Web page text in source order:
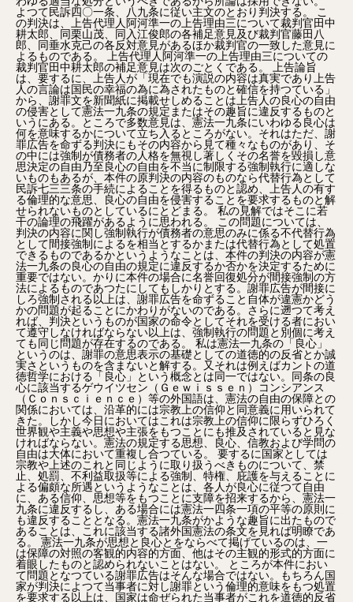
よつて民訴四〇一条、八九条に従い主文のとおり判決する。 この判決は、上告代理人阿河準一の上告理由三について裁判官田中耕太郎、同栗山茂、同入江俊郎の各補足意見及び裁判官藤田八郎、同垂水克己の各反対意見があるほか裁判官の一致した意見によるものである。 上告代理人阿河準一の上告理由三についての裁判官田中耕太郎の補足意見は次のごとくである。 上告論旨は、要するに、上告人が「現在でも演説の内容は真実であり上告人の言論は国民の幸福の為に為されたものと確信を持つている」から、謝罪文を新聞紙に掲載せしめることは上告人の良心の自由の侵害として憲法一九条の規定またはその趣旨に違反するものというにある。ところで多数意見は、憲法一九条にいわゆる良心は何を意味するかについて立ち入るところがない。それはただ、謝罪広告を命ずる判決にもその内容から見て種々なものがあり、その中には強制が債務者の人格を無視し著しくその名誉を毀損し意思決定の自由乃至良心の自由を不当に制限する強制執行に適しないものもあるが、本件の原判決の内容のものなら代替行為として民訴七三三条の手続によることを得るものと認め、上告人の有する倫理的な意思、良心の自由を侵害することを要求するものと解せられないものとしているにとどまる。 私の見解ではそこに若干の論理の飛躍があるように思われる。 この問題については、判決の内容に関し強制執行が債務者の意思のみに係る不代替行為として間接強制によるを相当とするかまたは代替行為として処置できるものであるかというようなことは、本件の判決の内容が憲法一九条の良心の自由の規定に違反するか否かを決定するために重要ではない。かりに本件の場合に名誉回復処分が間接強制の方法によるものであつたにしてもしかりとする。謝罪広告が間接にしろ強制される以上は、謝罪広告を命ずること自体が違憲かどうかの問題が起ることにかわりがないのである。さらに遡つて考えれば、判決というものが国家の命令としてそれを受ける者において遵守しなければならない以上は、強制執行の問題と別個に考えても同じ問題が存在するのである。 私は憲法一九条の「良心」というのは、謝罪の意思表示の基礎としての道徳的の反省とか誠実さというものを含まないと解する。又それは例えばカントの道徳哲学における「良心」という概念とは同一ではない。同条の良心に該当するゲウイツセン（Ｇｅｗｉｓｓｅｎ）コンシアンス（Ｃｏｎｓｃｉｅｎｃｅ）等の外国語は、憲法の自由の保障との関係においては、沿革的には宗教上の信仰と同意義に用いられてきた。しかし今日においてはこれは宗教上の信仰に限らずひろく世界観や主義や思想や主張をもつことにも推及されていると見なければならない。憲法の規定する思想、良心、信教および学問の自由は大体において重複し合つている。 要するに国家としては宗教や上述のこれと同じように取り扱うべきものについて、禁止、処罰、不利益取扱等による強制、特権、庇護を与えることによる偏頗な所遇というようなことは、各人が良心に従つて自由に、ある信仰、思想等をもつことに支障を招来するから、憲法一九条に違反するし、ある場合には憲法一四条一項の平等の原則にも違反することとなる。憲法一九条がかような趣旨に出たものであることは、これに該当する諸外国憲法の条文を見れば明瞭である。 憲法一九条が思想と良心とをならべて掲げているのは、一は保障の対照の客観的内容的方面、他はその主観的形式的方面に着眼したものと認められないことはない。 ところが本件において問題となつている謝罪広告はそんな場合ではない。もちろん国家が判決によつて当事者に対し謝罪という倫理的意味をもつ処置を要求する以上は、国家は命ぜられた当事者がこれを道徳的反省を以てすることを排斥しないのみか、これを望ましいことと考えるのである。これは法と道徳との調和の見地からして当然しかるべきである。しかし現実の場合においてはかような調和が必ずしも存在するものではなく、命じられた者がいやいやながら命令に従う場合が多い。もしかような場合に良心の自由が害されたというならば、確信犯人の処罰もできなくなるし、本来道徳に由来するすべての義務（例えば扶養の義務）はもちろんのこと、他のあらゆる債務の履行も強制できなくなる。又極端な場合には、表見主義の原則に従い法が当事者の欲したところと異る法的効果を意思表示に附した場合も、良心の自由に反し憲法違反だと結論しなければならなくなる。さらに一般に法秩序を否定する者に対し法を強制すること自体がその者の良心の自由を侵害するといわざるを得なくなる。 謝罪広告においては、法はもちろんそれに道徳性（Ｍｏｒａｌｉｔａｔ）が伴うことを求めるが、しかし道徳と異る法の性質から合法性（Ｌｅｇａｌｉｔａｔ）即ち行為が内心の状態を離れて外部的に法の命ずるところに適合することを以て一応満足するのである。内心に立ちいたつてまで要求することは法の力を以てするも不可能である。この意味での良心の侵害はあり得ない。これと同じことは国会法や地方自治法が懲罰の一種として「公開議場における陳謝」を認めていること（国会法一二二条二号、地方自治法一三五条一項二号）についてもいい得られる。 謝罪する意思が伴わない謝罪広告といえども、法の世界においては被害者にとつて意味がある。というのは名誉は対社会的の観念であり、そうしてかような謝罪広告は被害者の名誉回復のために有効な方法と常識上認められるからである。この意味で単なる取消と陳謝との間には区別がない。もし上告理由に主張するように良心を解するときには、自己の所為について確信をもつているから、その取消をさせられることも良心の自由の侵害になるのである。 附言するが謝罪の方法が加害者に屈辱的、奴隷的な義務を課するような不適当な場合には、これは個人の尊重に関する憲法一三条違反の問題として考えられるべきであり、良心の自由に関する憲法一九条とは関係がないのである。 要するに本件は憲法一九条とは無関係であり、この理由からしてこの点の上告理由は排斥すべきである。憲法を解釈するにあたつては、大所高所からして制度や法条の精神の存するところを把握し、字句や概念の意味もこの精神からして判断しなければならない。私法その他特殊の法域の概念や理論を憲法に推及して、大局から判断をすることを忘れてはならないのである。 上告代理人阿河準一の上告理由三に対する裁判官栗山茂の意見は次のとおりである。 多数意見は論旨を憲法一九条違反の主張として判断を示しているけれども、わたくしは本件は同条違反の問題を生じないと考えるので、多数意見の理由について左のとおり補足する。 論旨は憲法一九条にいう「良心の自由」を倫理的内心の自由を意味するものと誤解して、原判決の同条違反を主張している。しかし憲法一九条の「良心の自由」は英語のフリーダム・オブ・コンシャンスの邦訳であつてフリーダム・オブ・コンシャンスは信仰選択の自由（以下「信仰の自由」と訳す。）の意味であることは以下にかかげる諸外国憲法等の用例で明である。 先づアイルランド国憲法を見ると、同憲法四四条は「宗教」と題して「フリーダム・オブ・コンシャンス（「信仰の自由」）及び宗教の自由な信奉と履践とは公の秩序と道徳とに反しない限り各市民に保障される。」と規定している。次にアメリカ合衆国ではカリフオルニヤ州憲法（一条四節）は宗教の自由を保障しつつ「何人も宗教的信念に関する自己の意見のために証人若しくは陪審員となる資格がないとされることはない。しかしながらかように保障されたフリーダム・オブ・コンシャンス（「信仰の自由」）は不道徳な行為又は当州の平和若しくは安全を害するような行為を正当ならしむるものと解してはならない。」と規定している。そしてこのフリーダム・オブ・コンシャンス（「信仰の自由」）という辞句はキリスト教国の憲法上の用語とは限らないのであつて、インド国憲法二五条は、わざわざ「宗教の自由に対する権利」と題して「何人も平等にフリーダム・オブ・コンシャンス（「信仰の自由」）及び自由に宗教を信奉し、祭祀を行い、布教する権利を有する。」と規定し、更にビルマ国憲法も「宗教に関する諸権利」と題して二〇条で「すべての人は平等のフリーダム・オブ・コンシヤンス（「信仰の自由」）の権利を有し且宗教を自由に信奉し及び履践する権利を有する云々」と規定しており、イラク国憲法一三条は回教は国の公の宗教であると宣言して同教各派の儀式の自由を保障した後に完全なフリーダム・オブ・コンシャンス（「信仰の自由」）及び礼拝の自由を保障している。（ピズリー著各国憲法集二巻二一九頁。脚註に公認された英訳とある。）。英語のフリーダム・オブ・コンシヤンスは仏語のリベルテ・ド・コンシアンスであつて、フランスでは現に宗教分離の一九〇五年の法律一条に「共和国はリベルテ・ド・コンシアンス（「信仰の自由」）を確保する。」と規定している。これは信仰選択の自由の確保であることは法律自体で明である。レオン、ヂユギはリベルテ・ド・コンシアンスを宗教に関し心の内で信じ若しくは信じない自由と説いている。（ヂュギ著憲法論五巻一九二五年版四一五頁） 以上の諸憲法等の用例によると「信仰の自由」は広義の宗教の自由の一部として規定されていることがわかる。これは日本国憲法と異つて思想の自由を規定していないからである。日本国憲法はポツダム宣言（同宣言一〇項は「言論、宗教及思想ノ自由並ニ基本的人権ノ尊重ハ確立セラルヘシ」と規定している）の条件に副うて規定しているので思想の自由に属する本来の信仰の自由を一九条において思想の自由と併せて規定し次の二〇条で信仰の自由を除いた狭義の宗教の自由を規定したと解すべきである。かように信仰の自由は思想の自由でもあり又宗教の自由でもあるので国際連合の採択した世界人権宣言（一八条）及びユネスコの人権規約案（一三条）にはそれぞれ三者を併せて「何人も思想、信仰及び宗教の自由を享有する権利を有する」と規定している。以上のように日本国憲法で「信仰の自由」が二〇条の信教の自由から離れて一九条の思想の自由と併せて規定されて、それを「良心の自由」と訳したからといつて、日本国憲法だけが突飛に倫理的内心の自由を意味するものと解すべきではないと考える。憲法九七条に「この憲法が日本国民に保障する基本的人権は人類の多年にわたる自由獲得の努力の成果」であると言つているように、憲法一九条にいう「良心の自由」もその歴史的背景をもつ法律上の用語として理解すべきである。されば所論は「原判決の如き内容の謝罪文を新聞紙に掲載せしむることは上告人の良心の自由を侵害するもので憲法一九条の規定に違反するものである。」と言うけれども、それは憲法一九条の「良心の自由」を誤解した主張であつて、原判決には上告人のいう憲法一九条の「良心の自由」を侵害する問題を生じないのである。 上告代理人阿河準一の上告理由三に対する裁判官入江俊郎の意見は次のとおりである。 わたくしは、本件上告を棄却すべきことについては多数説と同じ結論であるが、右上告理由三に関しては棄却の理由を異にするので、以下所見を明らかにして、わたくしの意見を表示する。 一、上告理由三は、要するに本件判決により、上告人は強制的に本件のごとき内容の謝罪広告を新聞紙へ掲載せしめられるのであり、それは上告人の良心の自由を侵害するものであつて、憲法一九条違反であるというのである。しかしわたくしは、本件判決は、給付判決ではあるが、後に述べるような理由により、その強制執行は許されないものであると解する。しからば本件判決は上告人の任意の履行をまつ外は、その内容を実現させることのできないものであつて、従つて上告人は本件判決により強制的に謝罪広告を新聞紙へ掲載せしめられることにはならないのであるから、所論違憲の主張はその前提を欠くこととなり採るを得ない。上告理由三については、右を理由として上告を棄却すべきものであると思うのである。 二、多数説は、原判決の是認した被上告人の本訴請求は、上告人をして、上告人がさきに公表した事実が虚偽且つ不当であつたことを広報機関を通じて発表すべきことを求めるに帰するとなし、また、上告人に屈辱的若しくは苦役的労務を科し又は上告人の有する意思決定の自由、良心の自由を侵害することを要求するものとは解せられないといい、結局本件判決が民訴七三三条の代替執行の手続によつて強制執行をなしうるものであることを前提とし、しかもこれを違憲ならずと判断しているのである。しかしわたくしは、本件判決の内容は多数説のいうようなものではなく、上告人に対し、上告人のさきにした本件行為を、相手方の名誉を傷つけ相手方に迷惑をかけた非行であるとして、これについて相手方の許しを乞う旨を、上告人の自発的意思表示の形式をもつて表示すべきことを求めていると解すべきものであると思う。そして、若しこのような上告人名義の謝罪広告が新聞紙に掲載されたならば、それは、上告人の真意如何に拘わりなく、恰も上告人自身がその真意として本件自己の行為が非行であることを承認し、これについて相手方の許しを乞うているものであると一般に信ぜられるに至ることは極めて明白であつて、いいかえれば、このような謝罪広告の掲載は、そこに掲載されたところがそのまま上告人の真意であるとせられてしまう効果（表示効果）を発生せしめるものといわねばならない。自己の行為を非行なりと承認し、これにつき相手方の許しを乞うということは、まさに良心による倫理的判断でなくて何であろうか。それ故、上告人が、本件判決に従つて任意にこのような意思を表示するのであれば問題はないが、いやしくも上告人がその良心に照らしてこのような判断は承服し得ない心境に居るにも拘らず、強制執行の方法により上告人をしてその良心の内容と異なる事柄を、恰もその良心の内容であるかのごとく表示せしめるということは、まさに上告人に対し、その承服し得ない倫理的判断の形成及び表示を公権力をもつて強制することと、何らえらぶところのない結果を生ぜしめるのであつて、それは憲法一九条の良心の自由を侵害し、また憲法一三条の個人の人格を無視することとならざるを得ないのである。 三、もとより、憲法上の自由権は絶対無制限のものではなく、憲法上の要請その他公共の福祉のために必要已むを得ないと認めるに足る充分の根拠が存在する場合には、これに或程度の制約の加えられることは必ずしも違憲ではないであろう。しかし自由権に対するそのような制約も、制約を受ける個々の自由権の性質により、その態様又は程度には自ら相違がなければならぬ筈のものである。ところで古人も「三軍は帥を奪うべし。匹夫も志を奪うべからず」といつたが、良心の自由は、この奪うべからざる匹夫の志であつて、まさに民主主義社会が重視する人格尊重の根抵をなす基本的な自由権の一である。そして、たとえ国家が、個人が自己の良心であると信じているところが仮に誤つていると国家の立場において判断した場合であつても、公権力によつてなしうるところは、個人が善悪について何らかの倫理的判断を内心に抱懐していること自体の自由には関係のない限度において、国家が正当と判断した事実関係を実現してゆくことであつて、これを逸脱し、例えば本件判決を強制執行して、その者が承服しないところを、その者の良心の内容であるとして表示せしめるがごときことは、恐らくこれを是認しうべき何らの根拠も見出し得ないと思うのである。 英、米、独、仏等では、現在名誉回復の方法として本件のごとき謝罪広告を求める判決を認めていないようである。すなわち英、米では名誉毀損の回復は損害賠償を原則とし、加害者の自発的な謝罪が賠償額の緩和事由となるとせられるに止まり、また独、仏では、加害者の費用をもつて、加害者の行為が、名誉毀損の行為であるとして原告たる被害者を勝訴せしめた判決文を新聞紙上に掲載せしめ又は加害者に対し新聞紙上に取消文を掲載せしめる等の方法が認められている。わが民法七二三条の適用としても、本件のような謝罪広告を求める判決のほかに、（一）加害者の費用においてする民事の敗訴判決の新聞紙等への掲載、（二）同じく刑事の名誉毀損罪の有罪判決の新聞紙等への掲載、（三）名誉毀損記事の取消等の方法が考えうるのであるが、このような方法であれば、これを加害者に求める判決の強制執行をしたからといつて、不当に良心の自由を侵害し、または個人の人格を無視したことにはならず違憲の問題は生じないと思われる。しかし、本件のような判決は、若し強制執行が許されるものであるとすれば、それはまさに公権力をもつて上告人に倫理的の判断の形成及び表示を強制するのと同様な結果を生ぜしめるに至ることは既に述べたとおりであり、また前記のごとく民法七二三条の名誉回復の為の適当な処分としては他にも種々の方法がありうるのであるから、これらを勘案すれば、本件判決を強制執行して良心の自由又は個人の人格に対する上述のような著しい侵害を敢えてしなければ、本件名誉回復が全きを得ないものとは到底認め得ない。即ち利益の比較較量の観点からいつても、これを是認しうるに足る充分の根拠を見出し得ず、結局それは名誉回復の方法としては行きすぎであり、不当に良心の自由を侵害し個人の人格を無視することとなつて、違憲たるを免れないと思うのである。（以上述べたところは、私見によれば、取消交の掲載又は国会、地方議会における懲罰の一方法としての「公開議場における陳謝」には妥当しない。前者については、取消文の文言にもよることではあるが、それが単に一旦発表した意思表示を発表せざりし以前の状態に戻す原状回復を趣旨とするものたるに止まる限り良心の自由とは関係なく、また後者は、これを強制執行する方法が認められていないばかりでなく、特別権力関係における秩序維持の為の懲戒罰である点において、一般権力関係における本件謝罪広告を求める判決の場合とは性質を異にするというべきだからである。） 四、以上述べたとおり、わたくしは、本件判決が強制執行の許されるものであるとするならば、それは憲法一九条及び一三条に違反すると解するのであつて、従つて、多数説が、本件判決が民訴七三三条の代替執行の方法により強制執行をなしうるものであることを前提として、しかも本件判決を違憲でないとしたことには賛成できない。 けれども、わたくしは以下述べるごとく、本件判決は強制執行はすべて許されないものであると解するのである。思うに、給付判決の請求と、強制執行の請求とは一応別個の事柄であり、従つて給付判決は常に必ず強制執行に適するものと限らないことは、多数説の説示の中にも示されているとおりであつて（給付判決であつても、強制執行の全く許されないものとしては、例えば夫婦同居の義務に関する判例があつた。）、本件判決が果して強制執行に適するものであるか否かは、本件判決の内容に照らし、更に審究を要する問題であろう。ところで、給付判決の中で強制執行に適さないと解せられる場合としては、（一）債務の性質からみて、強制執行によつては債務の本旨に適つた給付を実現し得ない場合、（二）債務の内容からみて、強制執行することが、債務者の人格又は身体に対する著しい侵害であつて、現代の法的理念に照らし、憲法上又は社会通念上、正当なものとして是認し得ない場合の二であろう。（一）の場合は主として、債務の性質が強制執行をするのに適当しているかどうかの観点から判断しうるけれども、（二）の場合は、強制執行をすること自体が、現代における文化の理念に照らして是認しうるかどうかの観点から判断することが必要となつてくる。そして、本件のごとき判決を強制執行することは、既に述べたように、不当に良心の自由を侵害し、個人の人格を無視することとなり達憲たるを免れないのであるから、まさに上記（二）の場合に該当し、民訴七三三条の代替執行たると、同七三四条の間接強制たるとを問わず、すべて強制執行を許さないものと解するを相当とするのである。また本件判決は、被害者が名誉回復の方法として本件のような謝罪広告の新聞紙への掲載を加害者に請求することを利益と信じ、裁判所がこれを民法七二三条の適当な処分と認めてなされたものであるから、これについて強制執行が認められないからといつて、それは給付判決として意味のないものとはいえないと思う。 以上のべたごとく、本件判決は強制執行を許さないものであるから、違憲の問題を生ずる余地なく、所論は前提を欠き、上告棄却を免れない。 上告代理人阿河準一の上告理由三についての裁判官藤田八郎の反対意見は次のとおりである。 本件における被上告人の請求の趣意、並びにこれを容認した原判決の趣意は、上告人に対し、上告人がさきにした原判示の所為は、被上告人の名誉を傷つけ、被上告人に迷惑を及ぼした非行であるとして、これにつき被上告人に陳謝する旨の意を新聞紙上に謝罪広告を掲載する方法により表示することを命ずるにあることは極めて明らかである。しかして、本件において、上告人は、そのさきにした本件行為をもつて、被上告人の名誉を傷つける非行であるとは信ぜず、被上告人に対し陳謝する意思のごときは、毛頭もつていないことは本件弁論の全経過からみて、また、極めて明瞭である。 かかる上告人に対し、国家が裁判という権力作用をもつて、自己の行為を非行なりとする倫理上の判断を公に表現することを命じ、さらにこれにつき「謝罪」「陳謝」という道義的意思の表示を公にすることを命ずるがごときことは、憲法一九条にいわゆる「良心の自由」をおかすものといわなければならない。けだし、憲法一九条にいう「良心の自由」とは単に事物に関する是非弁別の内心的自由のみならず、かかる是非弁別の判断に関する事項を外部に表現するの自由並びに表現せざるの自由をも包含するものと解すべきであり、このことは、憲法二〇条の「信教の自由」についても、憲法はただ内心的信教の自由を保障するにとどまらず、信教に関する人の観念を外部に表現し、または表現せざる自由をも保障するものであつて、往昔わが国で行われた「踏絵」のごとき、国家権力をもつて、人の信念に反して、宗教上の観念を外部に表現することを強制するごときことは、もとより憲法の許さないところであると、その軌を一にするものというべきである。従つて、本件のごとき人の本心に反して、事の是非善悪の判断を外部に表現せしめ、心にもない陳謝の念の発露を判決をもつて命ずるがごときことは、まさに憲法一九条の保障する良心の外的自由を侵犯するものであること疑を容れないからである。従前、わが国において、民法七二三条所定の名誉回復の方法として、訴訟の当事者に対し判決をもつて、謝罪広告の新聞紙への掲載を命じて来た慣例のあることは、多数説のとくとおりであるけれども、特に、明文をもつて、「良心の自由」を保障するに至つた新憲法下においてかかる弊習は、もはやその存続を許されないものと解すべきである。（そして、このことは、かかる判決が訴訟法上強制執行を許すか否かにはかかわらない。国家が権力をもつて、これを命ずること自体が良心の自由をおかすものというべきである。あたかも、婚姻予約成立の事実は認定せられても、当事者に対して、判決をもつて、その履行－－すなわち婚姻－－を命ずることが、婚姻の本質上許されないと同様、強制執行の許否にかかわらず、判決自体の違法を招致するものと解すべきである）。 従つて、この点に関する論旨は理由あり、原判決が上告人に対し謝罪広告を以て、自己の行為の非行なることを認め陳謝の意を表することを命じた部分は破棄せらるべきである。 上告代理人阿河準一の上告理由三についての裁判官垂水克己の反対意見は次のとおりである。 私は原判決が広告中に「謝罪」「陳謝」の意思を表明すべく命じた部分は憲法一九条に違反し原判決は破棄せらるべきものと考える。 一、判決と当事者の思想 裁判所が裁判をもつて訴訟当事者に対し一定の意思表示をなすべきことを命ずる場合に裁判所はその当事者が内心において如何なる思想信仰良心を持つているか